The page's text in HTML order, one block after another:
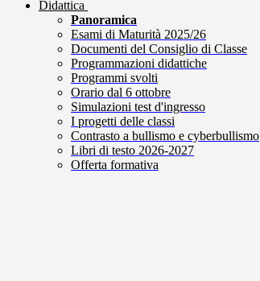
Didattica
Panoramica
Esami di Maturità 2025/26
Documenti del Consiglio di Classe
Programmazioni didattiche
Programmi svolti
Orario dal 6 ottobre
Simulazioni test d'ingresso
I progetti delle classi
Contrasto a bullismo e cyberbullismo
Libri di testo 2026-2027
Offerta formativa